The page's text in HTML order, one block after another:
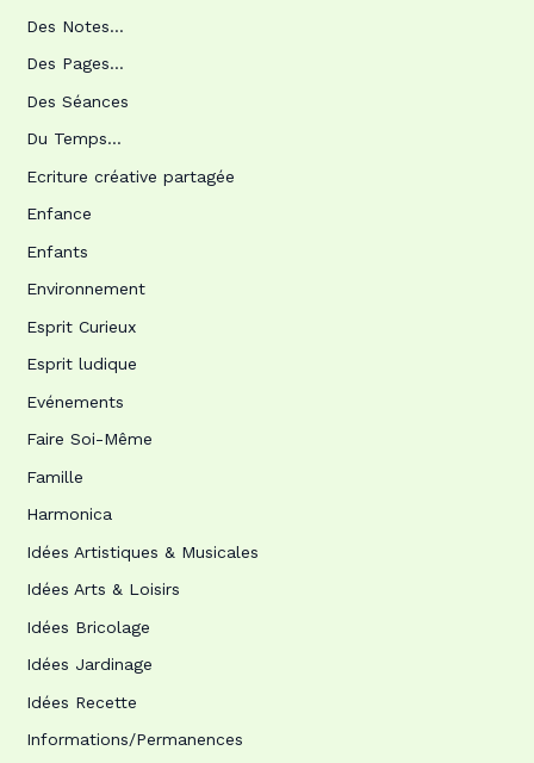
Des Notes…
Des Pages…
Des Séances
Du Temps…
Ecriture créative partagée
Enfance
Enfants
Environnement
Esprit Curieux
Esprit ludique
Evénements
Faire Soi-Même
Famille
Harmonica
Idées Artistiques & Musicales
Idées Arts & Loisirs
Idées Bricolage
Idées Jardinage
Idées Recette
Informations/Permanences